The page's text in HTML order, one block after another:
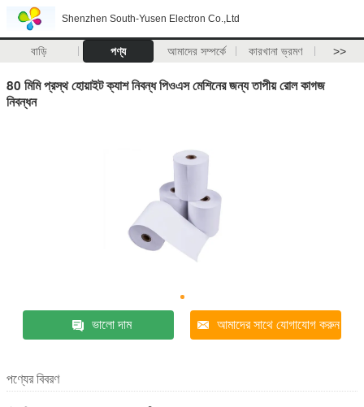
Shenzhen South-Yusen Electron Co.,Ltd
বাড়ি পণ্য আমাদের সম্পর্কে কারখানা ভ্রমণ >>
80 মিমি প্রস্থ হোয়াইট ক্যাশ নিবন্ধ পিওএস মেশিনের জন্য তাপীয় রোল কাগজ
নিবন্ধন
ভালো দাম আমাদের সাথে যোগাযোগ করুন
পণ্যের বিবরণ